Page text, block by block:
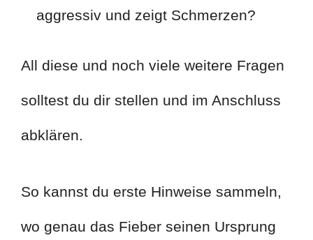
aggressiv und zeigt Schmerzen?
All diese und noch viele weitere Fragen
solltest du dir stellen und im Anschluss
abklären.
So kannst du erste Hinweise sammeln,
wo genau das Fieber seinen Ursprung